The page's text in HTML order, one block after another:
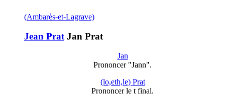
(Ambarès-et-Lagrave)
Jean Prat Jan Prat
Jan
Prononcer "Jann".
(lo,eth,le) Prat
Prononcer le t final.